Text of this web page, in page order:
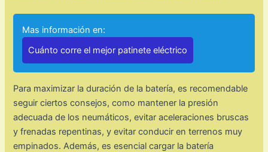
Mas información en:
Cuánto corre el mejor patinete eléctrico
Para maximizar la duración de la batería, es recomendable
seguir ciertos consejos, como mantener la presión
adecuada de los neumáticos, evitar aceleraciones bruscas
y frenadas repentinas, y evitar conducir en terrenos muy
empinados. Además, es esencial cargar la batería